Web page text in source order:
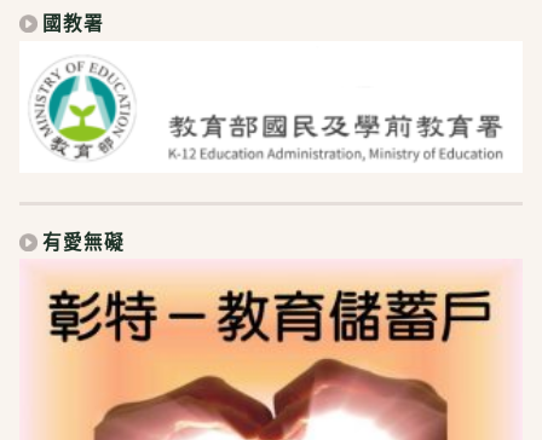
國教署
有愛無礙